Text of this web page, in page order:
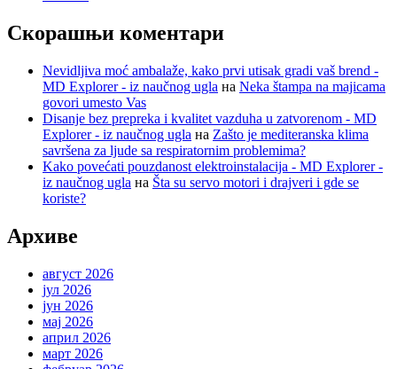
Скорашњи коментари
Nevidljiva moć ambalaže, kako prvi utisak gradi vaš brend -
MD Explorer - iz naučnog ugla на Neka štampa na majicama
govori umesto Vas
Disanje bez prepreka i kvalitet vazduha u zatvorenom - MD
Explorer - iz naučnog ugla на Zašto je mediteranska klima
savršena za ljude sa respiratornim problemima?
Kako povećati pouzdanost elektroinstalacija - MD Explorer -
iz naučnog ugla на Šta su servo motori i drajveri i gde se
koriste?
Архиве
август 2026
јул 2026
јун 2026
мај 2026
април 2026
март 2026